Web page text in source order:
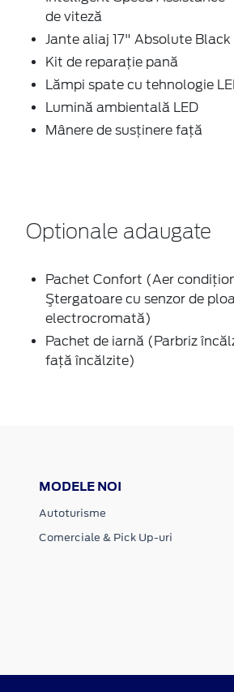
de viteză
Jante aliaj 17" Absolute Black
Kit de reparaţie pană
Lămpi spate cu tehnologie
Lumină ambientală LED
Mânere de susţinere faţă
Optionale adaugate
Pachet Confort (Aer
Ştergatoare cu senzor de
electrocromată)
Pachet de iarnă (Parbriz
faţă încălzite)
MODELE NOI
Autoturisme
Comerciale & Pick Up-uri